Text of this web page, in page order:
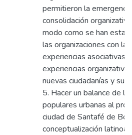
permitieron la
consolidación
modo como se han
las organizaciones con la
experiencias
experiencias
nuevas ciudadanías y
5. Hacer un balance de
populares urbanas al
ciudad de Santafé de
conceptualización